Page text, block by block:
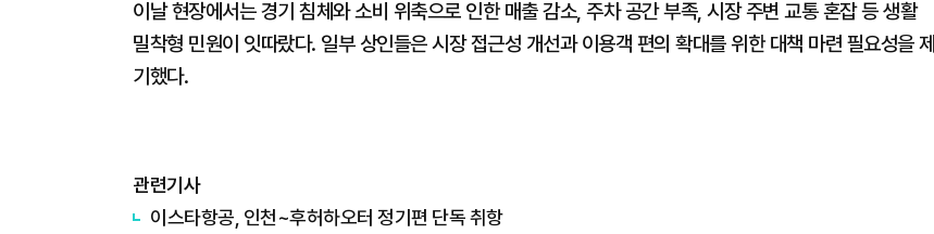
이날 현장에서는 경기 침체와 소비 위축으로 인한 매출 감소, 주차 공간 부족, 시장 주변 교통 혼잡 등 생활
밀착형 민원이 잇따랐다. 일부 상인들은 시장 접근성 개선과 이용객 편의 확대를 위한 대책 마련 필요성을 제
기했다.
관련기사
이스타항공, 인천~후허하오터 정기편 단독 취항